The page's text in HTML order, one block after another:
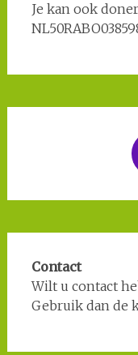
Je kan ook
Contact
Wilt u contact
Gebruik dan de